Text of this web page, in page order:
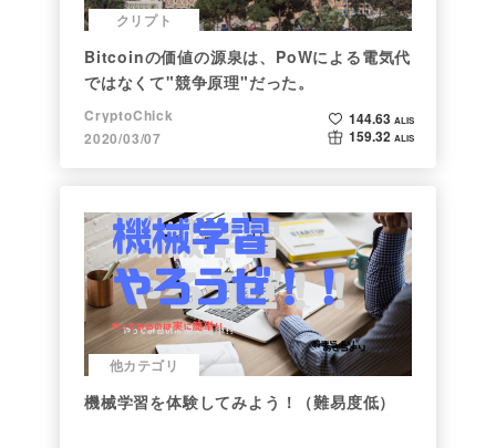
クリプト
Bitcoinの価値の源泉は、PoWによる電気代
ではなくて"競争原理"だった。
CryptoChick
2020/03/07
144.63 ALIS
159.32 ALIS
他カテゴリ
機械学習を体験してみよう！（難易度低）